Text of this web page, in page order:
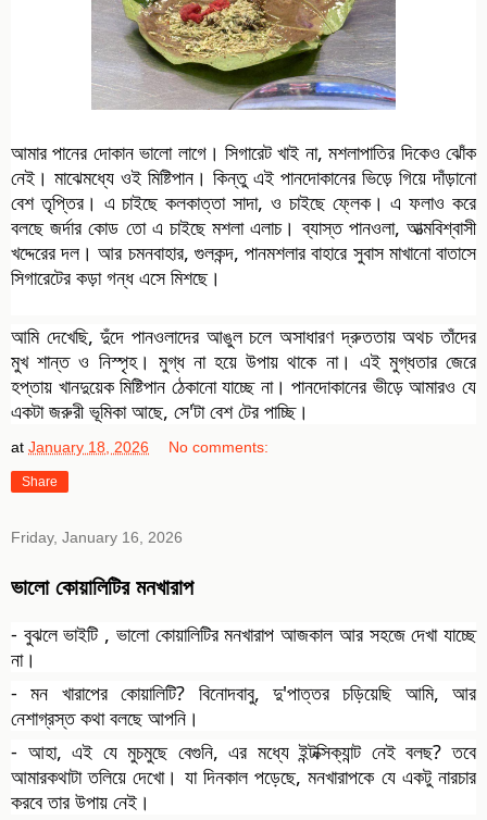
আমার পানের দোকান ভালো লাগে। সিগারেট খাই না, মশলাপাতির দিকেও ঝোঁক
নেই। মাঝেমধ্যে ওই মিষ্টিপান। কিন্তু এই পানদোকানের ভিড়ে গিয়ে দাঁড়ানো
বেশ তৃপ্তির। এ চাইছে কলকাত্তাসাদা, ও চাইছে ফ্লেক। এ ফলাও করে
বলছে জর্দার কোড তো এ চাইছে মশলা এলাচ। ব্যাস্ত পানওলা, আত্মবিশ্বাসী
খদ্দেরের দল। আর চমনবাহার, গুলকন্দ, পানমশলার বাহারে সুবাস মাখানো বাতাসে
সিগারেটের কড়া গন্ধ এসে মিশছে।
আমি দেখেছি, দুঁদে পানওলাদের আঙুল চলে অসাধারণ দ্রুততায় অথচ তাঁদের
মুখ শান্ত ও নিস্পৃহ। মুগ্ধ না হয়ে উপায় থাকে না। এই মুগ্ধতার জেরে
হপ্তায় খানদুয়েক মিষ্টিপান ঠেকানো যাচ্ছে না। পানদোকানের ভীড়ে আমারও যে
একটা জরুরী ভূমিকা আছে, সে'টা বেশ টের পাচ্ছি।
at January 18, 2026 No comments:
Share
Friday, January 16, 2026
ভালো কোয়ালিটির মনখারাপ
- বুঝলে ভাইটি , ভালো কোয়ালিটির মনখারাপ আজকাল আর সহজে দেখা যাচ্ছে
না।
- মন খারাপের কোয়ালিটি? বিনোদবাবু, দু'পাত্তর চড়িয়েছি আমি, আর
নেশাগ্রস্ত কথা বলছে আপনি।
- আহা, এই যে মুচমুছে বেগুনি, এর মধ্যে ইন্টক্সিক্যান্ট নেই বলছ? তবে
আমারকথাটা তলিয়ে দেখো। যা দিনকাল পড়েছে, মনখারাপকে যে একটু নারচার
করবে তার উপায় নেই।